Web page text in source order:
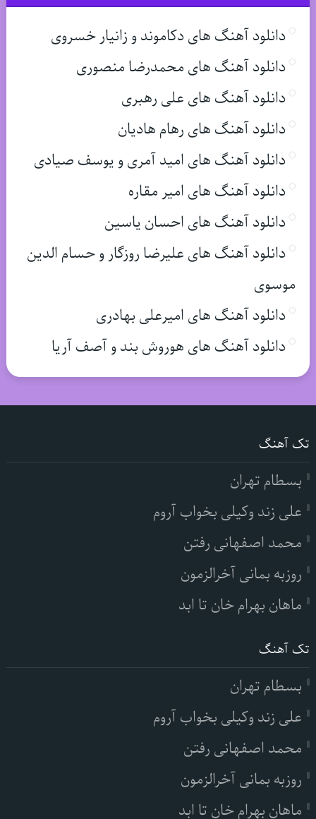
دانلود آهنگ های دکاموند و زانیار خسروی
دانلود آهنگ های محمدرضا منصوری
دانلود آهنگ های علی رهبری
دانلود آهنگ های رهام هادیان
دانلود آهنگ های امید آمری و یوسف صیادی
دانلود آهنگ های امیر مقاره
دانلود آهنگ های احسان یاسین
دانلود آهنگ های علیرضا روزگار و حسام الدین
موسوی
دانلود آهنگ های امیرعلی بهادری
دانلود آهنگ های هوروش بند و آصف آریا
تک آهنگ
بسطام تهران
علی زند وکیلی بخواب آروم
محمد اصفهانی رفتن
روزبه بمانی آخرالزمون
ماهان بهرام خان تا ابد
تک آهنگ
بسطام تهران
علی زند وکیلی بخواب آروم
محمد اصفهانی رفتن
روزبه بمانی آخرالزمون
ماهان بهرام خان تا ابد